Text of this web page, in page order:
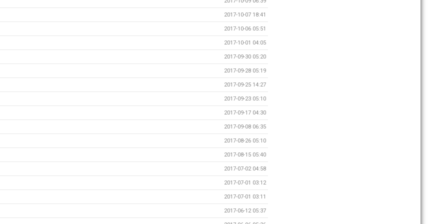
2017-10-07 18:41
2017-10-06 05:51
2017-10-01 04:05
2017-09-30 05:20
2017-09-28 05:19
2017-09-25 14:27
2017-09-23 05:10
2017-09-17 04:30
2017-09-08 06:35
2017-08-26 05:10
2017-08-15 05:40
2017-07-02 04:58
2017-07-01 03:12
2017-07-01 03:11
2017-06-12 05:37